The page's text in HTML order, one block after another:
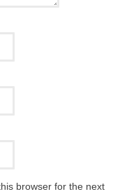
browser for the next